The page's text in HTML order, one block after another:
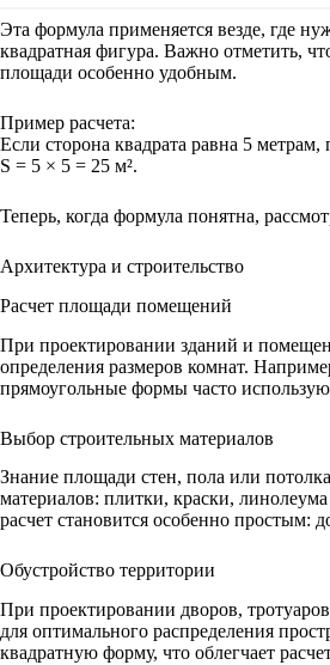
Эта формула применяется везде, где
квадратная фигура. Важно отметить,
площади особенно удобным.
Пример расчета:
Если сторона квадрата равна 5
S = 5 × 5 = 25 м².
Теперь, когда формула понятна,
Архитектура и строительство
Расчет площади помещений
При проектировании зданий и
определения размеров комнат.
прямоугольные формы часто
Выбор строительных материалов
Знание площади стен, пола или
материалов: плитки, краски,
расчет становится особенно простым:
Обустройство территории
При проектировании дворов,
для оптимального распределения
квадратную форму, что облегчает